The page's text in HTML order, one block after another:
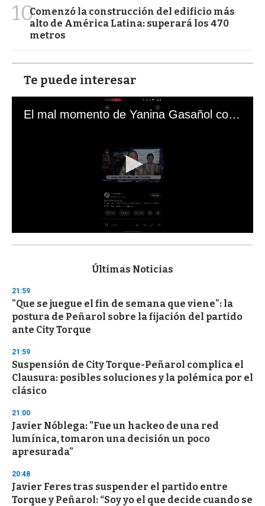
10Comenzó la construcción del edificio más
alto de América Latina: superará los 470
metros
Te puede interesar
El mal momento de Yanina Gasañol con un hincha argentino en "Subrayado"
s
d
s
o
f
3
s
e
c
o
n
Últimas Noticias
21:59
"Que se juegue el fin de semana que viene": la
postura de Peñarol sobre la fijación del partido
ante City Torque
21:59
Suspensión de City Torque-Peñarol complica el
Clausura: posibles soluciones y la polémica por el
clásico
21:00
Javier Nóblega: "Fue un hackeo de una red
lumínica, tomaron una decisión un poco
apresurada"
20:48
Javier Feres tras suspender el partido entre
Torque y Peñarol: “Soy yo el que decide cuando se